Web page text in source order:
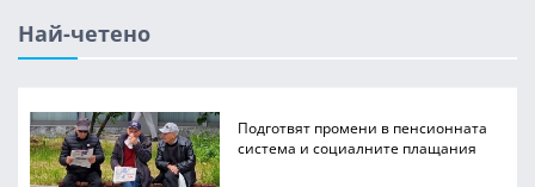
Най-четено
Подготвят промени в пенсионната
система и социалните плащания